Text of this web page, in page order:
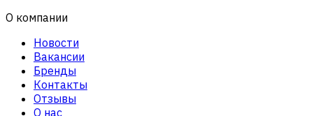
О компании
Новости
Вакансии
Бренды
Контакты
Отзывы
О нас